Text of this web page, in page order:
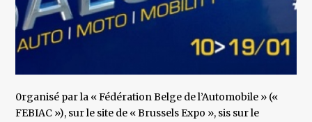
0rganisé par la « Fédération Belge de l’Automobile » («
FEBIAC »), sur le site de « Brussels Expo », sis sur le